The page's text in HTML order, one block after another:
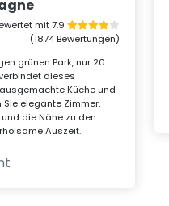
mit 7.9
(1874 Bewertungen)
grünen Park, nur 20
dieses
Küche und
elegante Zimmer,
die Nähe zu den
Auszeit.